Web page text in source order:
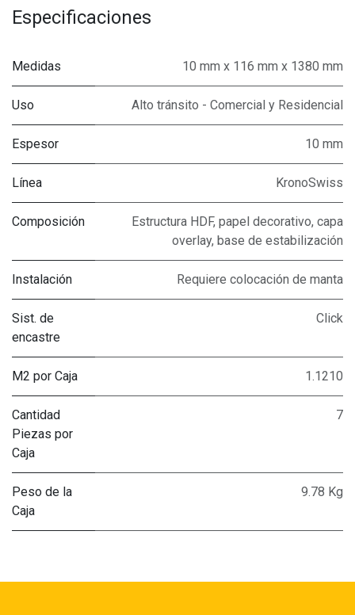
Especificaciones
Medidas 10 mm x 116 mm x 1380 mm
Uso Alto tránsito - Comercial y Residencial
Espesor 10 mm
Línea KronoSwiss
Composición
Estructura HDF, papel decorativo, capa
overlay, base de estabilización
Instalación Requiere colocación de manta
Sist. de
encastre
Click
M2 por Caja 1.1210
Cantidad
Piezas por
Caja
7
Peso de la
Caja
9.78 Kg